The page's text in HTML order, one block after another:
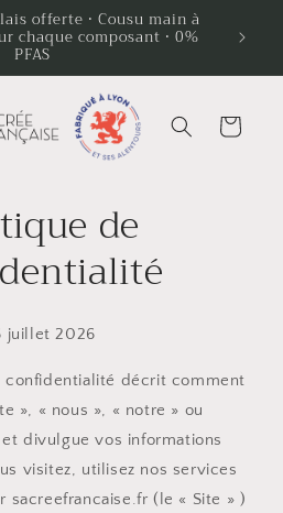
offerte · Cousu main à
chaque composant · 0%
PFAS
Panier
de
juillet 2026
confidentialité décrit comment
», « nous », « notre » ou
divulgue vos informations
visitez, utilisez nos services
sacreefrancaise.fr (le « Site » )